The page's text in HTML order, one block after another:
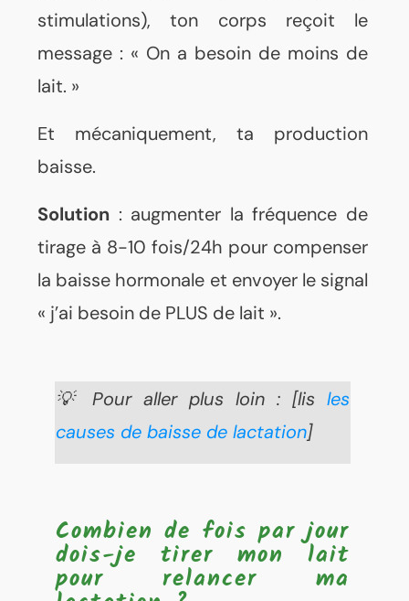
stimulations), ton corps reçoit le
message : « On a besoin de moins de
lait. »
Et mécaniquement, ta production
baisse.
Solution : augmenter la fréquence de
tirage à 8-10 fois/24h pour compenser
la baisse hormonale et envoyer le signal
« j’ai besoin de PLUS de lait ».
💡 Pour aller plus loin : [lis les
causes de baisse de lactation]
Combien de fois par jour
dois-je tirer mon lait
pour relancer ma